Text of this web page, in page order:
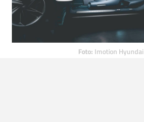
Foto: Imotion Hyundai